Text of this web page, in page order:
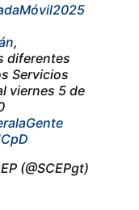
,
diferentes
Servicios
viernes 5 de
(@SCEPgt)